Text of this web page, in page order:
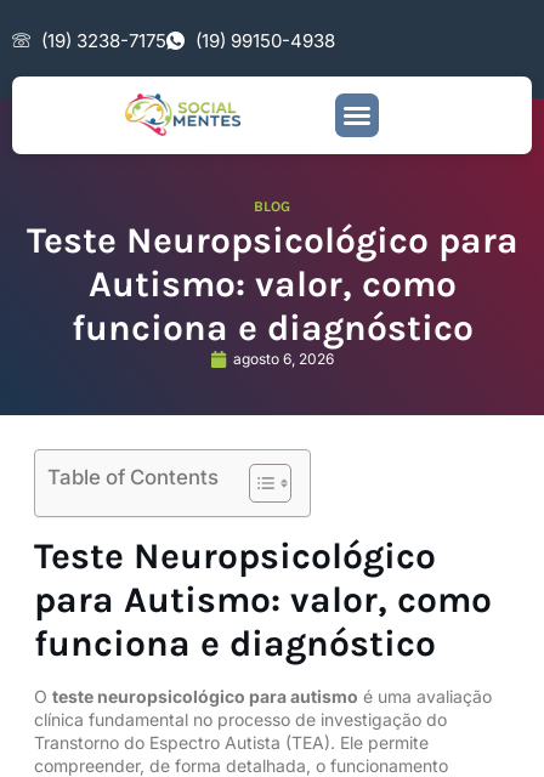
(19) 3238-7175 (19) 99150-4938
BLOG
Teste Neuropsicológico para
Autismo: valor, como
funciona e diagnóstico
agosto 6, 2026
Table of Contents
Teste Neuropsicológico
para Autismo: valor, como
funciona e diagnóstico
O teste neuropsicológico para autismo é uma avaliação
clínica fundamental no processo de investigação do
Transtorno do Espectro Autista (TEA). Ele permite
compreender, de forma detalhada, o funcionamento